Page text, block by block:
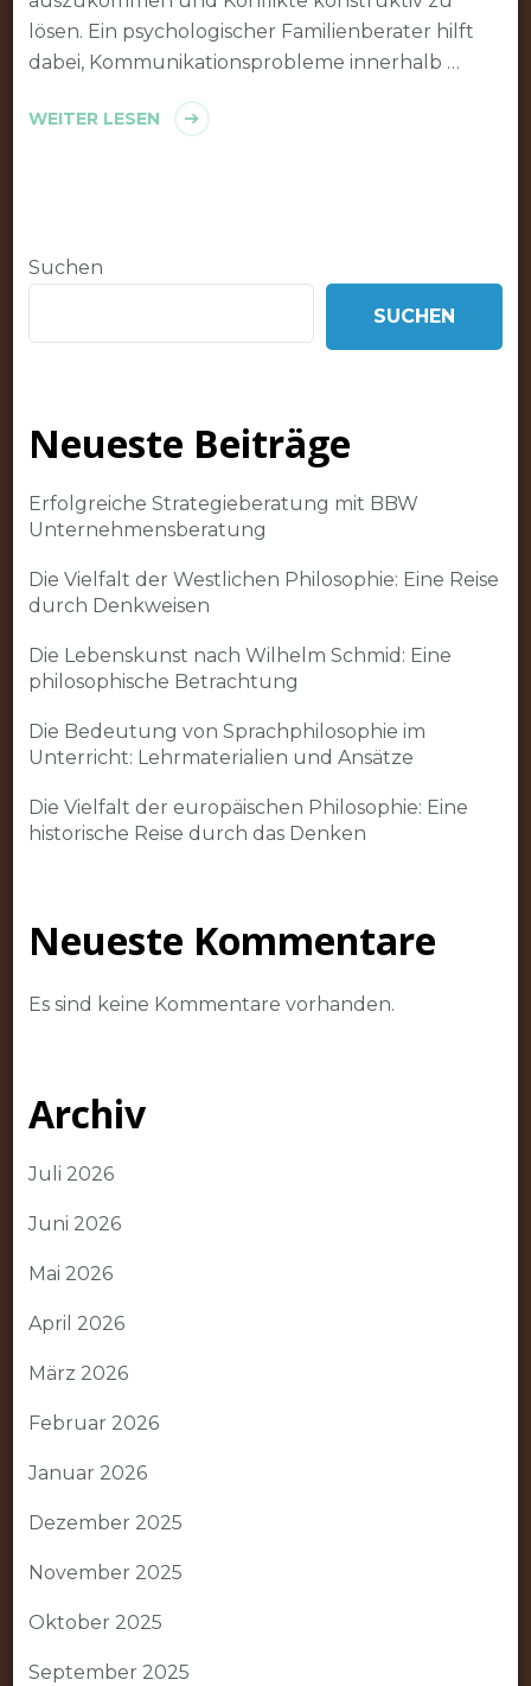
lösen. Ein psychologischer Familienberater hilft
dabei, Kommunikationsprobleme innerhalb …
WEITER LESEN
Suchen
SUCHEN
Neueste Beiträge
Erfolgreiche Strategieberatung mit BBW
Unternehmensberatung
Die Vielfalt der Westlichen Philosophie: Eine Reise
durch Denkweisen
Die Lebenskunst nach Wilhelm Schmid: Eine
philosophische Betrachtung
Die Bedeutung von Sprachphilosophie im
Unterricht: Lehrmaterialien und Ansätze
Die Vielfalt der europäischen Philosophie: Eine
historische Reise durch das Denken
Neueste Kommentare
Es sind keine Kommentare vorhanden.
Archiv
Juli 2026
Juni 2026
Mai 2026
April 2026
März 2026
Februar 2026
Januar 2026
Dezember 2025
November 2025
Oktober 2025
September 2025